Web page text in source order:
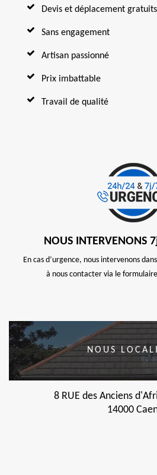
Devis et déplacement gratuits
Sans engagement
Artisan passionné
Prix imbattable
Travail de qualité
NOUS
En cas d’urgence, nous intervenons
à nous contacter via le
NOUS
8 RUE des Anciens
14000